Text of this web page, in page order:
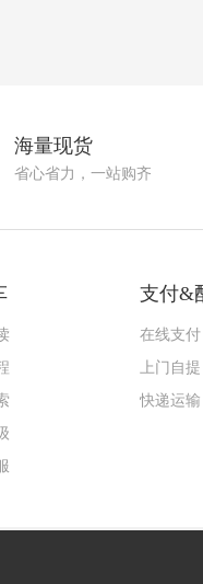
Goertek(歌尔)
AMASS(艾迈斯)
U-BLOX(优北罗)
Chipanalog(川土微)
广州奥松
Sencoch(芯感智)
AIC(沛亨半导体)
HEROIC/嘉兴禾润电子
海量现货
省心省力，一站购齐
支付&
在线支付
上门自提
快递运输